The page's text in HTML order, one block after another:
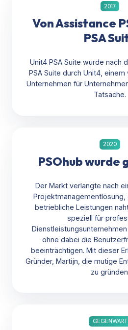
2017
Von Assistance
PSA
Unit4 PSA Suite wurde nach
PSA Suite durch Unit4,
Unternehmen für
Tatsache.
2020
PSOhub wurde
Der Markt verlangte nach
Projektmanagementlösung,
betriebliche Leistungen
speziell für
ohne dabei die
beeinträchtigen. Mit dieser
Gründer, Martijn, die mutige
zu
GEGENWART